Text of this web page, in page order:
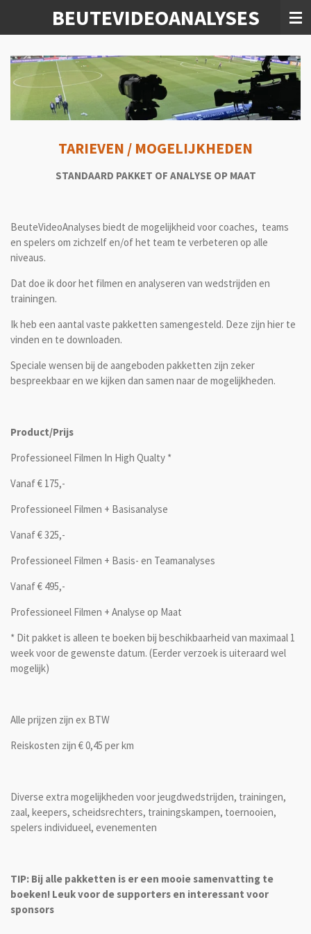
de
hoofdinhoud
BEUTEVIDEOANALYSES
TARIEVEN / MOGELIJKHEDEN
STANDAARD PAKKET OF ANALYSE OP MAAT
BeuteVideoAnalyses biedt de mogelijkheid voor coaches, teams
en spelers om zichzelf en/of het team te verbeteren op alle
niveaus.
Dat doe ik door het filmen en analyseren van wedstrijden en
trainingen.
Ik heb een aantal vaste pakketten samengesteld. Deze zijn hier te
vinden en te downloaden.
Speciale wensen bij de aangeboden pakketten zijn zeker
bespreekbaar en we kijken dan samen naar de mogelijkheden.
Product/Prijs
Professioneel Filmen In High Qualty *
Vanaf € 175,-
Professioneel Filmen + Basisanalyse
Vanaf € 325,-
Professioneel Filmen + Basis- en Teamanalyses
Vanaf € 495,-
Professioneel Filmen + Analyse op Maat
* Dit pakket is alleen te boeken bij beschikbaarheid van maximaal 1
week voor de gewenste datum. (Eerder verzoek is uiteraard wel
mogelijk)
Alle prijzen zijn ex BTW
Reiskosten zijn € 0,45 per km
Diverse extra mogelijkheden voor jeugdwedstrijden, trainingen,
zaal, keepers, scheidsrechters, trainingskampen, toernooien,
spelers individueel, evenementen
TIP: Bij alle pakketten is er een mooie samenvatting te
boeken! Leuk voor de supporters en interessant voor
sponsors